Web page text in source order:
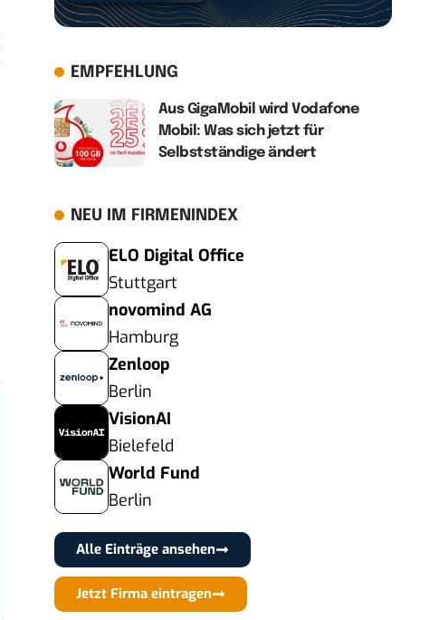
EMPFEHLUNG
Aus GigaMobil wird Vodafone
Mobil: Was sich jetzt für
Selbstständige ändert
NEU IM FIRMENINDEX
ELO Digital Office
Stuttgart
novomind AG
Hamburg
Zenloop
Berlin
VisionAI
Bielefeld
World Fund
Berlin
Alle Einträge ansehen
Jetzt Firma eintragen